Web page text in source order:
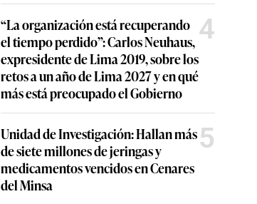
“La organización está recuperando
el tiempo perdido”: Carlos Neuhaus,
expresidente de Lima 2019, sobre los
retos a un año de Lima 2027 y en qué
más está preocupado el Gobierno
4
Unidad de Investigación: Hallan más
de siete millones de jeringas y
medicamentos vencidos en Cenares
del Minsa
5